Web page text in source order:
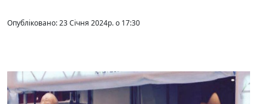
Опубліковано: 23 Січня 2024р. о 17:30